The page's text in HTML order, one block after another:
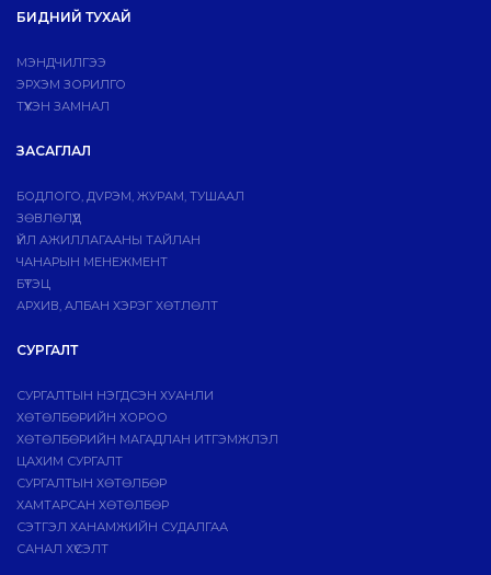
БИДНИЙ ТУХАЙ
МЭНДЧИЛГЭЭ
ЭРХЭМ ЗОРИЛГО
ТҮҮХЭН ЗАМНАЛ
ЗАСАГЛАЛ
БОДЛОГО, ДVРЭМ, ЖУРАМ, ТУШААЛ
ЗӨВЛӨЛҮҮД
ҮЙЛ АЖИЛЛАГААНЫ ТАЙЛАН
ЧАНАРЫН МЕНЕЖМЕНТ
БҮТЭЦ
АРХИВ, АЛБАН ХЭРЭГ ХӨТЛӨЛТ
СУРГАЛТ
СУРГАЛТЫН НЭГДСЭН ХУАНЛИ
ХӨТӨЛБӨРИЙН ХОРОО
ХӨТӨЛБӨРИЙН МАГАДЛАН ИТГЭМЖЛЭЛ
ЦАХИМ СУРГАЛТ
СУРГАЛТЫН ХӨТӨЛБӨР
ХАМТАРСАН ХӨТӨЛБӨР
СЭТГЭЛ ХАНАМЖИЙН СУДАЛГАА
САНАЛ ХҮСЭЛТ